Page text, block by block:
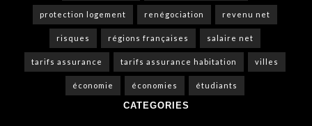
protection logement renégociation revenu net
risques régions françaises salaire net
tarifs assurance tarifs assurance habitation villes
économie économies étudiants
CATEGORIES